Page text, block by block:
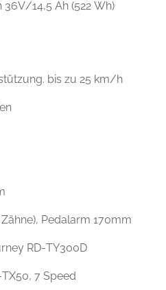
14,5 Ah (522 Wh)
bis zu 25 km/h
Pedalarm 170mm
RD-TY300D
7 Speed